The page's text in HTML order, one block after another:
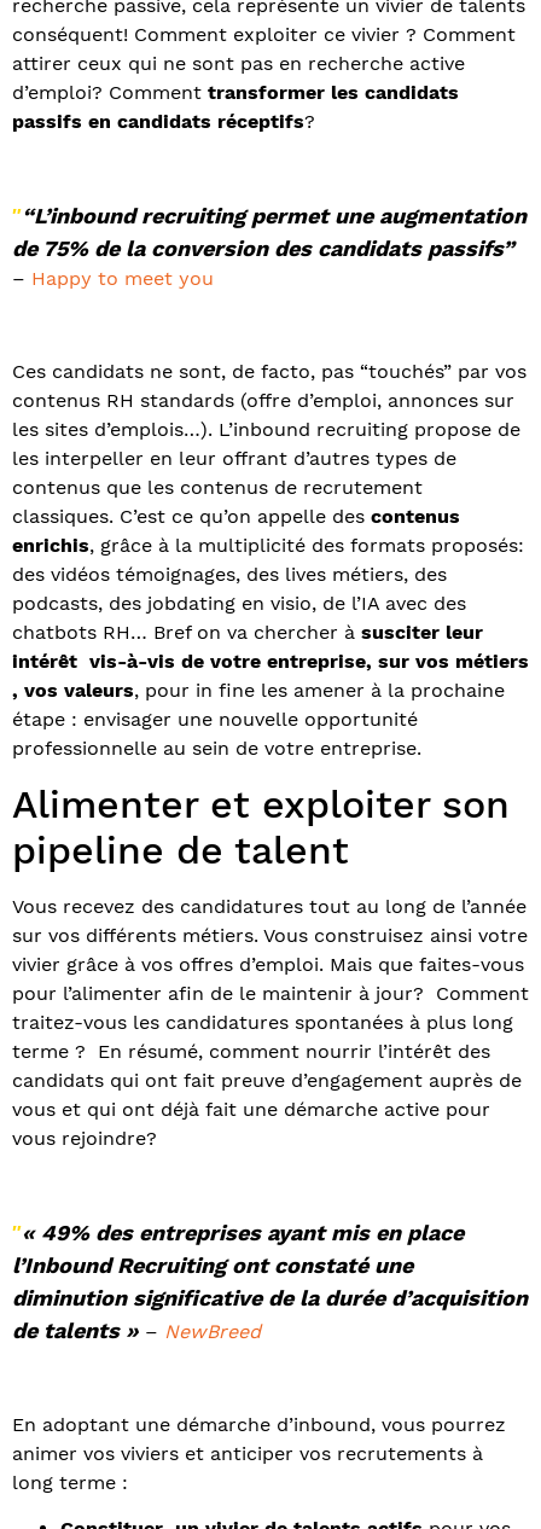
recherche passive, cela représente un vivier de talents
conséquent! Comment exploiter ce vivier ? Comment
attirer ceux qui ne sont pas en recherche active
d’emploi? Comment transformer les candidats
passifs en candidats réceptifs?
″“L’inbound recruiting permet une augmentation
de 75% de la conversion des candidats passifs”
– Happy to meet you
Ces candidats ne sont, de facto, pas “touchés” par vos
contenus RH standards (offre d’emploi, annonces sur
les sites d’emplois…). L’inbound recruiting propose de
les interpeller en leur offrant d’autres types de
contenus que les contenus de recrutement
classiques. C’est ce qu’on appelle des contenus
enrichis, grâce à la multiplicité des formats proposés:
des vidéos témoignages, des lives métiers, des
podcasts, des jobdating en visio, de l’IA avec des
chatbots RH… Bref on va chercher à susciter leur
intérêt vis-à-vis de votre entreprise, sur vos métiers
, vos valeurs, pour in fine les amener à la prochaine
étape : envisager une nouvelle opportunité
professionnelle au sein de votre entreprise.
Alimenter et exploiter son
pipeline de talent
Vous recevez des candidatures tout au long de l’année
sur vos différents métiers. Vous construisez ainsi votre
vivier grâce à vos offres d’emploi. Mais que faites-vous
pour l’alimenter afin de le maintenir à jour? Comment
traitez-vous les candidatures spontanées à plus long
terme ? En résumé, comment nourrir l’intérêt des
candidats qui ont fait preuve d’engagement auprès de
vous et qui ont déjà fait une démarche active pour
vous rejoindre?
″« 49% des entreprises ayantmis en place
l’Inbound Recruitingont constaté une
diminution significative de la durée d’acquisition
de talents » – NewBreed
En adoptant une démarche d’inbound, vous pourrez
animer vos viviers et anticiper vos recrutements à
long terme :